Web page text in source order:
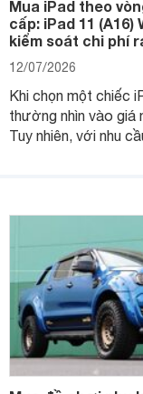
Mua iPad theo
cấp: iPad 11 (A16)
kiểm soát chi phí
12/07/2026
Khi chọn một chiếc
thường nhìn vào
Tuy nhiên, với nhu
không, dùng được